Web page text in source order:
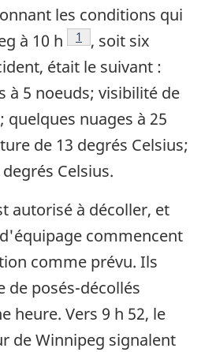
les conditions qui
à 10 h
Note de bas de page
1
, soit six
était le suivant :
à 5 noeuds; visibilité de
nuages à 25
de 13 degrés Celsius;
Celsius.
autorisé à décoller, et
commencent
comme prévu. Ils
de posés-décollés
heure. Vers 9 h 52, le
de Winnipeg signalent